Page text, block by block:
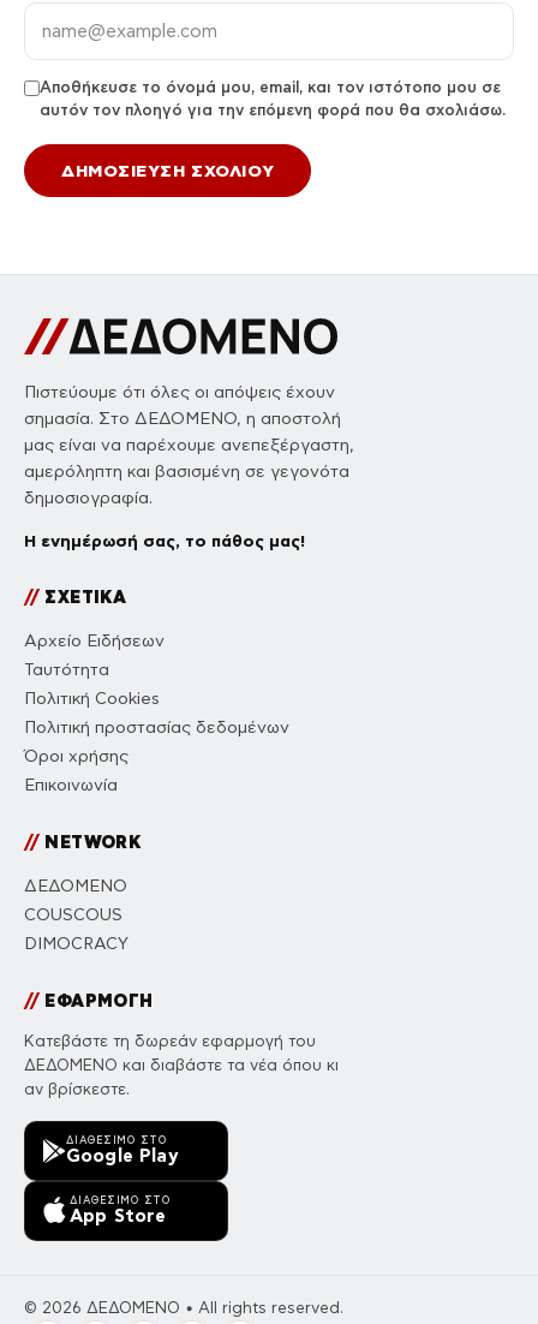
Αποθήκευσε το όνομά μου, email, και τον ιστότοπο μου σε
αυτόν τον πλοηγό για την επόμενη φορά που θα σχολιάσω.
Πιστεύουμε ότι όλες οι απόψεις έχουν
σημασία. Στο ΔΕΔΟΜΕΝΟ, η αποστολή
μας είναι να παρέχουμε ανεπεξέργαστη,
αμερόληπτη και βασισμένη σε γεγονότα
δημοσιογραφία.
Η ενημέρωσή σας, το πάθος μας!
//ΣΧΕΤΙΚΑ
Αρχείο Ειδήσεων
Ταυτότητα
Πολιτική Cookies
Πολιτική προστασίας δεδομένων
Όροι χρήσης
Επικοινωνία
//NETWORK
ΔΕΔΟΜΕΝΟ
COUSCOUS
DIMOCRACY
//ΕΦΑΡΜΟΓΗ
Κατεβάστε τη δωρεάν εφαρμογή του
ΔΕΔΟΜΕΝΟ και διαβάστε τα νέα όπου κι
αν βρίσκεστε.
ΔΙΑΘΈΣΙΜΟ ΣΤΟ
Google Play
ΔΙΑΘΈΣΙΜΟ ΣΤΟ
App Store
© 2026 ΔΕΔΟΜΕΝΟ • All rights reserved.